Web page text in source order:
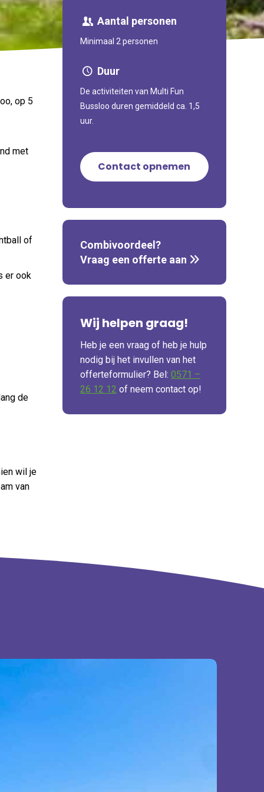
op 5
met
of
er ook
de
wil je
van
Aantal personen
Minimaal 2 personen
Duur
De activiteiten van Multi Fun
Bussloo duren gemiddeld ca. 1,5
uur.
Contact opnemen
Combivoordeel?
Vraag een offerte aan
Wij helpen graag!
Heb je een vraag of heb je hulp
nodig bij het invullen van het
offerteformulier? Bel: 0571 –
26 12 12 of neem contact op!